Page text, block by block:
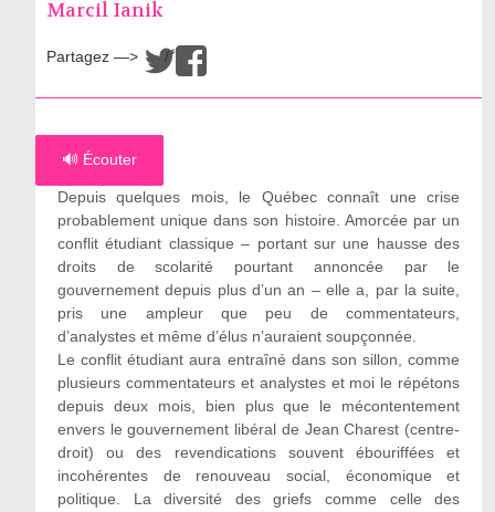
Marcil Ianik
Partagez —> /
🔊 Écouter
Depuis quelques mois, le Québec connaît une crise
probablement unique dans son histoire. Amorcée par un
conflit étudiant classique – portant sur une hausse des
droits de scolarité pourtant annoncée par le
gouvernement depuis plus d’un an – elle a, par la suite,
pris une ampleur que peu de commentateurs,
d’analystes et même d’élus n’auraient soupçonnée.
Le conflit étudiant aura entraîné dans son sillon, comme
plusieurs commentateurs et analystes et moi le répétons
depuis deux mois, bien plus que le mécontentement
envers le gouvernement libéral de Jean Charest (centre-
droit) ou des revendications souvent ébouriffées et
incohérentes de renouveau social, économique et
politique. La diversité des griefs comme celle des